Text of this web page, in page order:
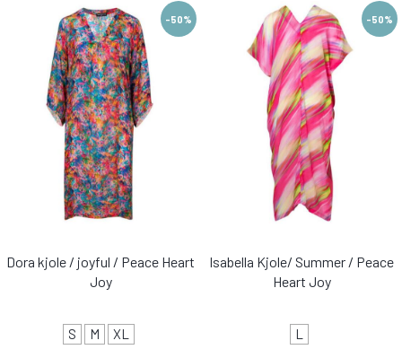
-50%
Dora kjole / joyful / Peace Heart
Joy
S M XL
-50%
Isabella Kjole/ Summer / Peace
Heart Joy
L